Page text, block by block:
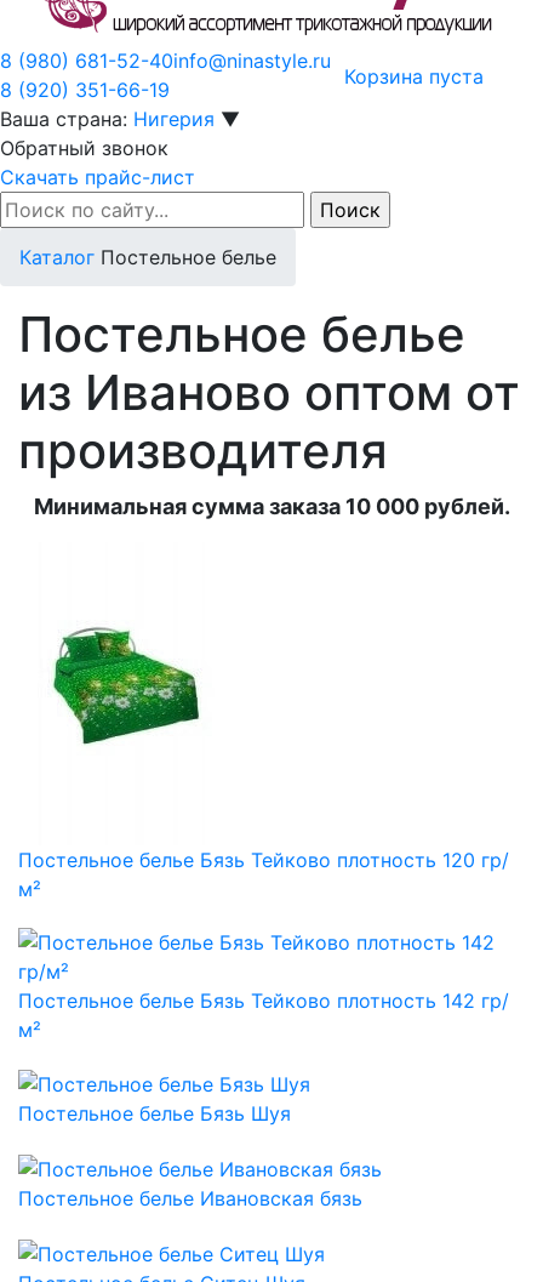
8 (980) 681-52-40
8 (920) 351-66-19
info@ninastyle.ru
Корзина пуста
Ваша страна: Нигерия ▼
Обратный звонок
Скачать прайс-лист
Каталог Постельное белье
Постельное белье
из Иваново оптом от
производителя
Минимальная сумма заказа 10 000 рублей.
Постельное белье Бязь Тейково плотность 120 гр/
м²
Постельное белье Бязь Тейково плотность 142 гр/
м²
Постельное белье Бязь Шуя
Постельное белье Ивановская бязь